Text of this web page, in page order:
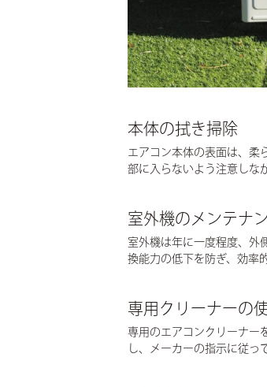
本体の拭き掃除
エアコン本体の表面は、柔
部に入らないよう注意しな
室外機のメンテナ
室外機は年に一度程度、外
換能力の低下を防ぎ、効率
専用クリーナーの
専用のエアコンクリーナー
し、メーカーの指示に従っ